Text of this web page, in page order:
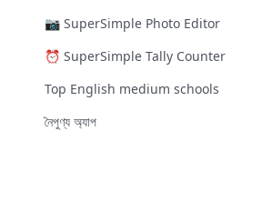
📷 SuperSimple Photo Editor
⏰ SuperSimple Tally Counter
Top English medium schools
নৈপুণ্য অ্যাপ